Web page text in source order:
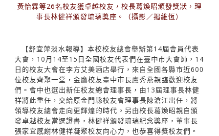
黃怡霖等26名校友獲卓越校友，校長葛煥昭頒發獎狀，理
事長林健祥頒發琉璃獎座。（攝影／揭維恆）
【舒宜萍淡水報導】本校校友總會舉辦第14屆會員代表
大會，10月14至15日全國校友代表們在臺中市大會師，14
日的校友大會在李方艾美酒店舉行，來自全國各縣市近600
位校友齊聚一堂，金鷹校友臺中市長盧秀燕親臨歡迎校友
們。會中也選出新任校友總會理事長，由13屆理事長林健
祥將此重任，交給原金門縣校友會理事長陳滄江出任，將
領導校友總會走向更輝煌的時代。另由校長葛煥昭親自頒
發卓越校友當選證書，林健祥頒發琉璃紀念獎座，董事長
張家宜感謝林健祥凝聚校友向心力，也恭喜得獎校友們。